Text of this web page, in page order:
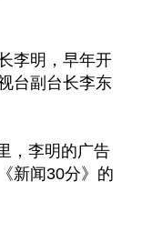
李明，早年开
台副台长李东
，李明的广告
新闻30分》的